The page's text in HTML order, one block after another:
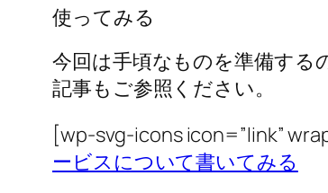
使ってみる
今回は手頃なものを準備する
記事もご参照ください。
[wp-svg-icons icon=”link”
ービスについて書いてみる